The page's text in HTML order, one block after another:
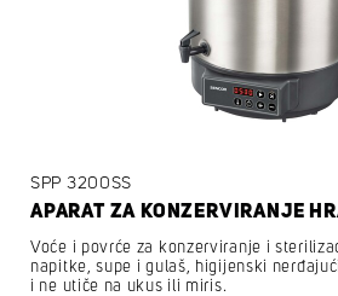
SPP 3200SS
APARAT ZA KONZERVIRANJE
Voće i povrće za konzerviranje i
napitke, supe i gulaš, higijenski
i ne utiče na ukus ili miris.